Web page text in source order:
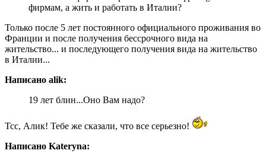
фирмам, а жить и работать в Италии?
Только после 5 лет постоянного официального проживания во
Франции и после получения бессрочного вида на
жительство... и последующего получения вида на жительство
в Италии...
Написано alik:
19 лет блин...Оно Вам надо?
Тсс, Алик! Тебе же сказали, что все серьезно!
Написано Kateryna: